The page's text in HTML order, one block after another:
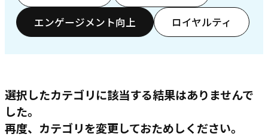
エンゲージメント向上 ロイヤルティ
選択したカテゴリに該当する結果はありませんで
した。
再度、カテゴリを変更しておためしください。